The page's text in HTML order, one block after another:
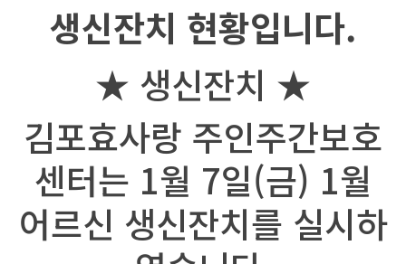
생신잔치 현황입니다.
★ 생신잔치 ★
김포효사랑 주인주간보호
센터는 1월 7일(금) 1월
어르신 생신잔치를 실시하